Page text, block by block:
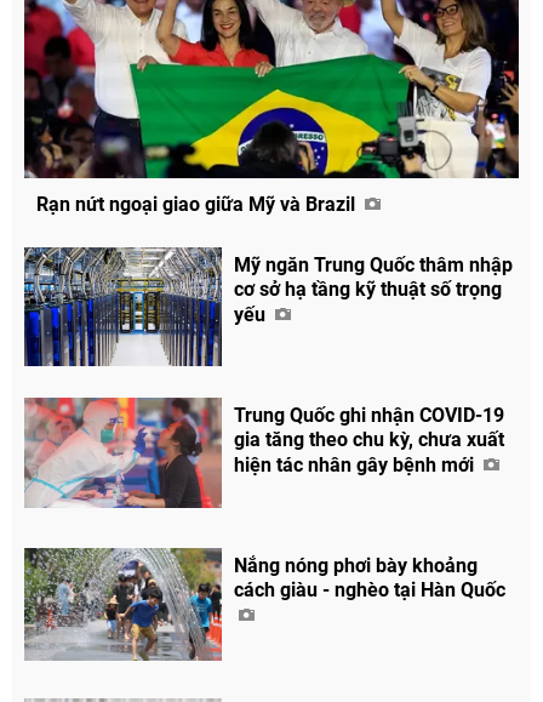
Facebook
Rạn nứt ngoại giao giữa Mỹ và Brazil
Mỹ ngăn Trung Quốc thâm nhập
cơ sở hạ tầng kỹ thuật số trọng
yếu
Trung Quốc ghi nhận COVID-19
gia tăng theo chu kỳ, chưa xuất
hiện tác nhân gây bệnh mới
Nắng nóng phơi bày khoảng
cách giàu - nghèo tại Hàn Quốc